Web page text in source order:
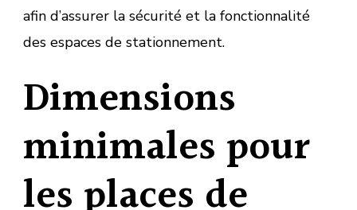
afin d’assurer la sécurité et la fonctionnalité
des espaces de stationnement.
Dimensions
minimales pour
les places de